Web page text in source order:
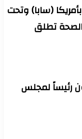
(سابا) وتحت
تطلق
رئيساً لمجلس